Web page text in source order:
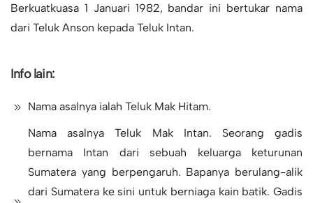
Berkuatkuasa 1 Januari 1982, bandar ini bertukar nama
dari Teluk Anson kepada Teluk Intan.
Info lain:
Nama asalnya ialah Teluk Mak Hitam.
Nama asalnya Teluk Mak Intan. Seorang gadis
bernama Intan dari sebuah keluarga keturunan
Sumatera yang berpengaruh. Bapanya berulang-alik
dari Sumatera ke sini untuk berniaga kain batik. Gadis